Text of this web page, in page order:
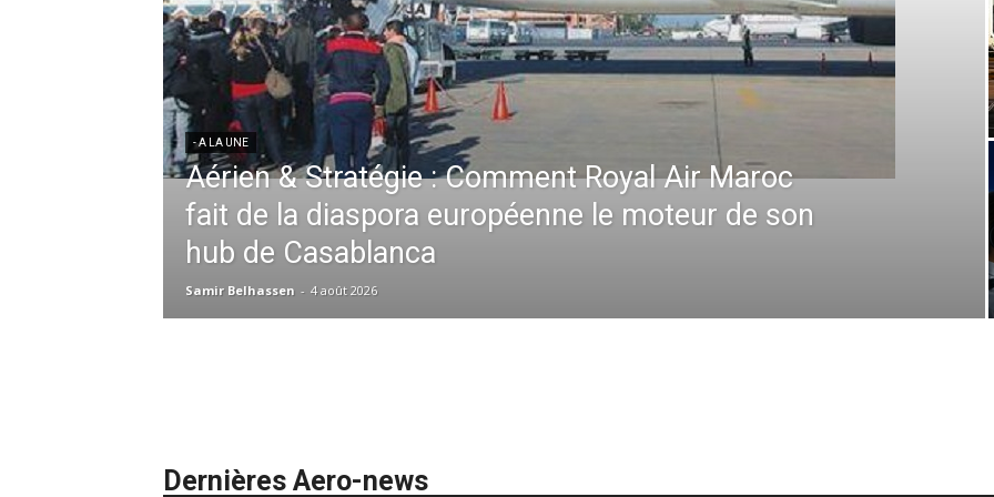
- A LA UNE
Une Révolution Stratégique à l’IATA : Saadia
Zahidi nommée Directrice Générale
Samir Belhassen - 24 juillet 2026
Dernières Aero-news